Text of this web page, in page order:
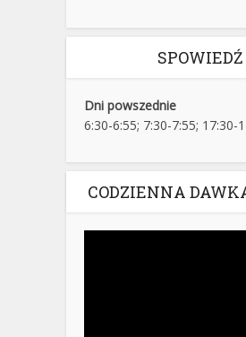
SPOWIEDŹ
Dni powszednie
6:30-6:55; 7:30-7:55; 17:30-
CODZIENNA